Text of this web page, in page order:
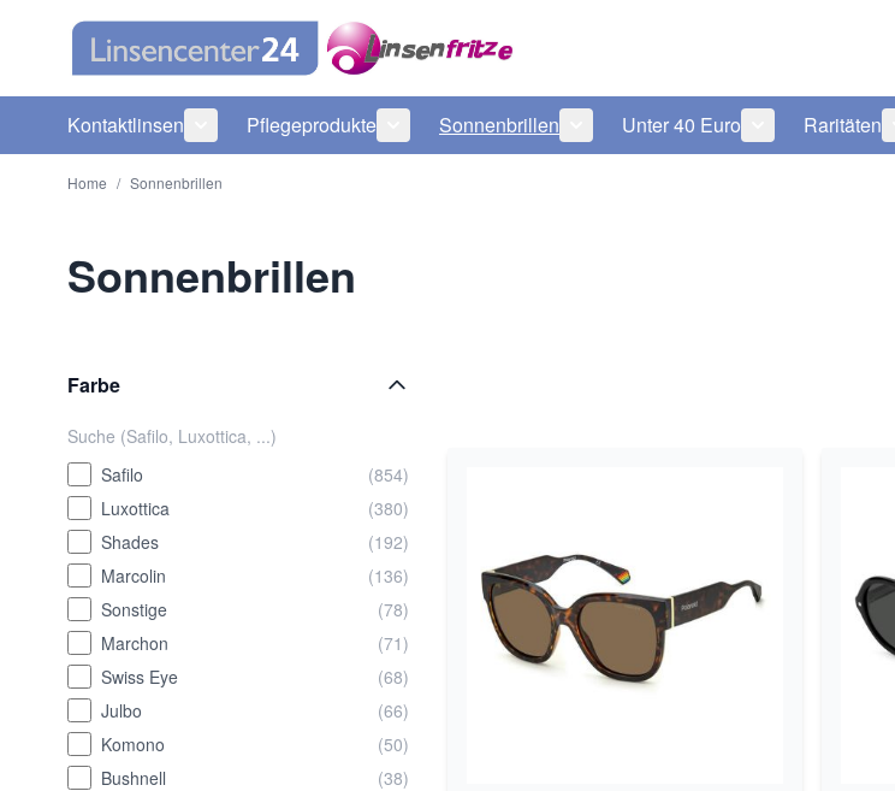
Kontaktlinsen
Untermenü für Kategorie Kontaktlinsen anzeigen
Pflegeprodukte
Untermenü für Kategorie Pflegeprodukte anzeigen
Sonnenbrillen
Untermenü für Kategorie
Unter 40 Euro
Untermenü für
Raritäten
Home / Sonnenbrillen
Sonnenbrillen
Farbe
Safilo
(854)
Luxottica
(380)
Shades
(192)
Marcolin
(136)
Sonstige
(78)
Marchon
(71)
Swiss Eye
(68)
Julbo
(66)
Komono
(50)
Bushnell
(38)